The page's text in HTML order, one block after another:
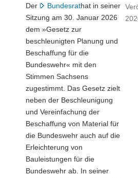
Der Bundesrathat in seiner
Sitzung am 30. Januar 2026
dem »Gesetz zur
beschleunigten Planung und
Beschaffung für die
Bundeswehr« mit den
Stimmen Sachsens
zugestimmt. Das Gesetz zielt
neben der Beschleunigung
und Vereinfachung der
Beschaffung von Material für
die Bundeswehr auch auf die
Erleichterung von
Bauleistungen für die
Bundeswehr ab. In seiner